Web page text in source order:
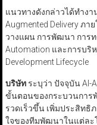
แนวทางดังกล่าวได้ทำงา
Augmented Delivery ภ
วางแผน การพัฒนา การ
Automation และการบริ
Development Lifecycle
บริษัทระบุว่า ปัจจุบัน AI-
ขั้นตอนของกระบวนการ
รวดเร็วขึ้น เพิ่มประสิท
ใจของทีมพัฒนาในแต่ละ